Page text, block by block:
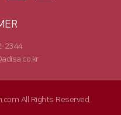
2344
All Rights Reserved.